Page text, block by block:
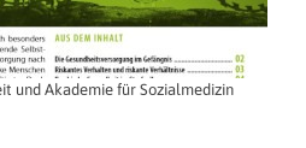
und Akademie für Sozialmedizin